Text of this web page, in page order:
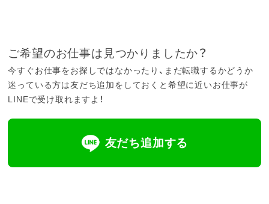
ご希望のお仕事は見つかりましたか？
今すぐお仕事をお探しではなかったり、まだ転職するかどうか
迷っている方は友だち追加をしておくと希望に近いお仕事が
LINEで受け取れますよ！
友だち追加する